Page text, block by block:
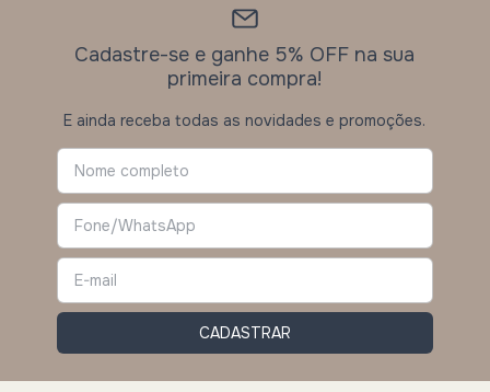
Cadastre-se e ganhe 5% OFF na sua
primeira compra!
E ainda receba todas as novidades e promoções.